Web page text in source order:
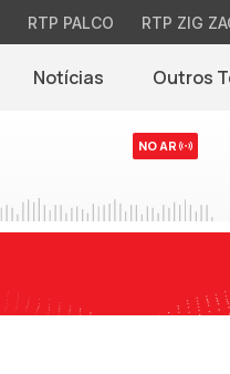
RTP PALCO RTP ZIG
Notícias(abre em nova
Outros
NO AR